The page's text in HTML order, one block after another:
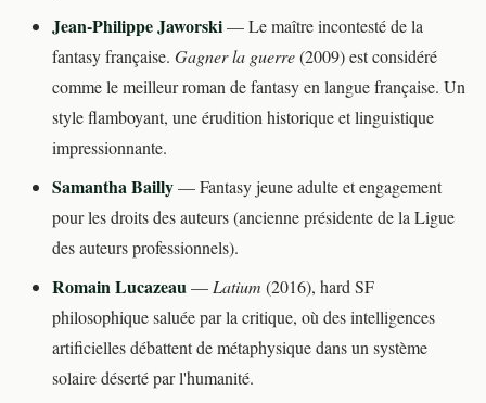
Jean-Philippe Jaworski— Le maître incontesté de la
fantasy française. Gagner la guerre(2009) est considéré
comme le meilleur roman de fantasy en langue française. Un
style flamboyant, une érudition historique et linguistique
impressionnante.
Samantha Bailly— Fantasy jeune adulte et engagement
pour les droits des auteurs (ancienne présidente de la Ligue
des auteurs professionnels).
Romain Lucazeau—Latium (2016), hard SF
philosophique saluée par la critique, où des intelligences
artificielles débattent de métaphysique dans un système
solaire déserté par l'humanité.